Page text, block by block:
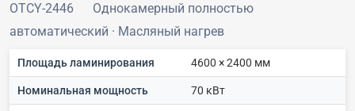
OTCY-2446
Однокамерный полностью
автоматический · Масляный нагрев
Площадь ламинирования 4600 × 2400 мм
Номинальная мощность 70 кВт